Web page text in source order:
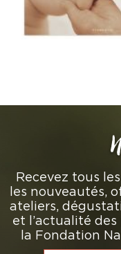
Recevez tous
les nouveautés,
ateliers,
et l’actualité
la Fondation